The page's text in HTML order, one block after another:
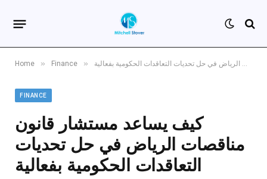
Home » Finance » كيف يساعد مستشار قانون مناقصات الرياض في حل تحديات التعاقدات الحكومية بفعالية
FINANCE
كيف يساعد مستشار قانون
مناقصات الرياض في حل تحديات
التعاقدات الحكومية بفعالية